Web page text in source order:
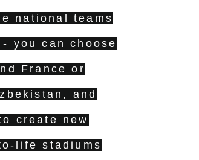
national teams
you can choose
France or
and
create new
life stadiums